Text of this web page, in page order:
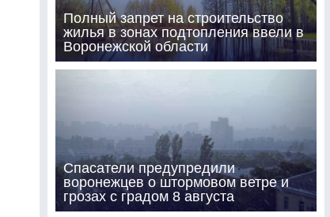
Полный запрет на строительство
жилья в зонах подтопления ввели в
Воронежской области
Спасатели предупредили
воронежцев о штормовом ветре и
грозах с градом 8 августа